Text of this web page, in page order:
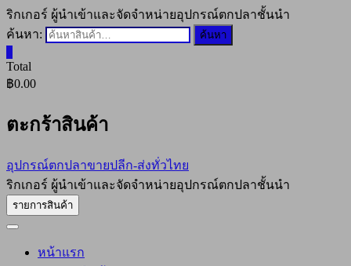
ริกเกอร์ ผู้นำเข้าและจัดจำหน่ายอุปกรณ์ตกปลาชั้นนำ
ค้นหา:
ค้นหา
Total
฿0.00
ตะกร้าสินค้า
อุปกรณ์ตกปลาขายปลีก-ส่งทั่วไทย
ริกเกอร์ ผู้นำเข้าและจัดจำหน่ายอุปกรณ์ตกปลาชั้นนำ
รายการสินค้า
หน้าแรก